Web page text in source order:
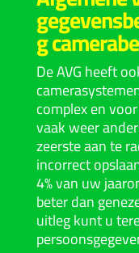
g
De AVG heeft
complex en
vaak weer
zeerste aan te
incorrect
4% van uw
beter dan
uitleg kunt u